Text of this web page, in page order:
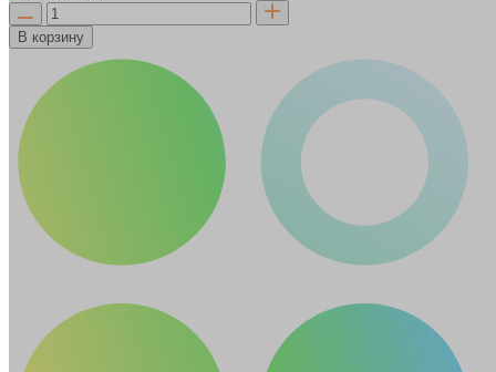
В корзину